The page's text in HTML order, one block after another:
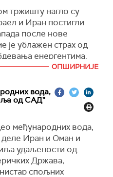
и пребацивање
која је жртва. Ово
гађају се
међународним
нуклеарна
спровођења
гувернера
на Иран",
процеса
предмет
оних који су их
резолуције
тржишту нагло су
и Иран постигли
после нове
је ублажен страх од
енергентима.
је за више од 4,5
по барелу, а америчка
(WTI) за више од
по барелу, што
платформаТрејдинг
нафте дошао је из
нафте у мају пао на
ОПШИРНИЈЕ
вода,
од САД"
међународних вода,
Иран и Оман и
удаљености од
Држава,
спољних